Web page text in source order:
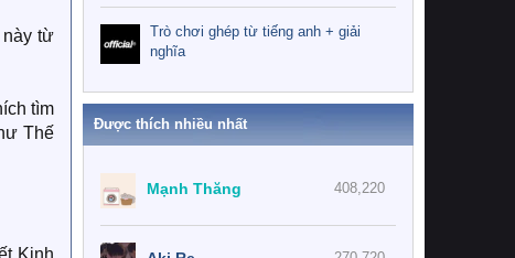
này từ
tìm
Thế
Kinh
Trò chơi ghép từ tiếng anh + giải
nghĩa
Được thích nhiều nhất
408,220
Mạnh Thăng